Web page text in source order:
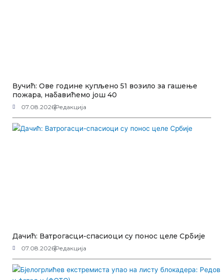
Вучић: Ове године купљено 51 возило за гашење
пожара, набавићемо још 40
07.08.2026Редакција
Дачић: Ватрогасци-спасиоци су понос целе Србије
07.08.2026Редакција